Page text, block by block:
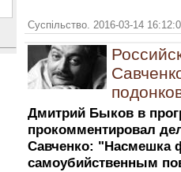
Суспільство. 2016-03-14
Дмитрий Быков в
прокомментировал
Савченко: "Насмешка
самоубийственным